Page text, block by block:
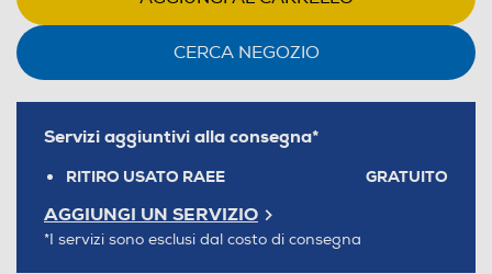
CERCA NEGOZIO
Servizi aggiuntivi alla consegna*
RITIRO USATO RAEE GRATUITO
AGGIUNGI UN SERVIZIO
*I servizi sono esclusi dal costo di consegna